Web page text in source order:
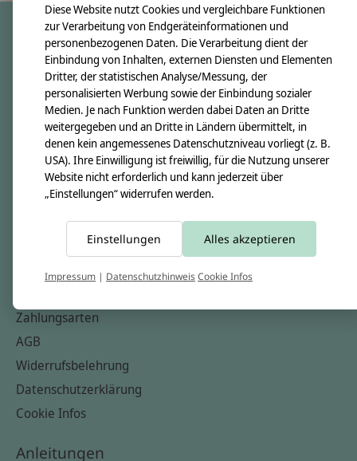
crêpes suzette
Über uns
Unsere Creppies
Nähkästchen
Unsere Stoffe
Impressum
Informationen
Kontakt
Zahlungsarten
AGB
Widerrufsbelehrung
Datenschutzerklärung
Cookie Infos
Anleitungen
Diese Website nutzt Cookies und vergleichbare Funktionen
zur Verarbeitung von Endgeräteinformationen und
personenbezogenen Daten. Die Verarbeitung dient der
Einbindung von Inhalten, externen Diensten und Elementen
Dritter, der statistischen Analyse/Messung, der
personalisierten Werbung sowie der Einbindung sozialer
Medien. Je nach Funktion werden dabei Daten an Dritte
weitergegeben und an Dritte in Ländern übermittelt, in
denen kein angemessenes Datenschutzniveau vorliegt (z. B.
USA). Ihre Einwilligung ist freiwillig, für die Nutzung unserer
Website nicht erforderlich und kann jederzeit über
„Einstellungen“ widerrufen werden.
Einstellungen Alles akzeptieren
Impressum | DatenschutzhinweisCookie Infos